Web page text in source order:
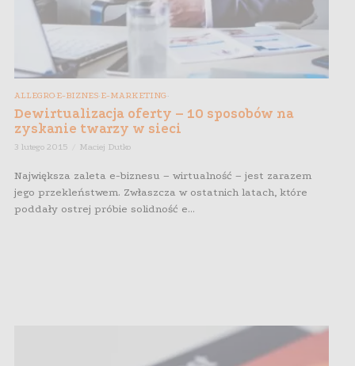
ALLEGRO E-BIZNES E-MARKETING
Dewirtualizacja oferty – 10 sposobów na
zyskanie twarzy w sieci
3 lutego 2015 Maciej Dutko
Największa zaleta e-biznesu – wirtualność – jest zarazem
jego przekleństwem. Zwłaszcza w ostatnich latach, które
poddały ostrej próbie solidność e...